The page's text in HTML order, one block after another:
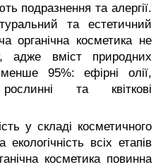
подразнення та алергії.
та естетичний
органічна косметика не
адже вміст природних
95%: ефірні олії,
та квіткові
у складі косметичного
всіх етапів
косметика повинна